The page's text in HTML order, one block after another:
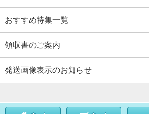
おすすめ特集一覧
領収書のご案内
発送画像表示のお知らせ